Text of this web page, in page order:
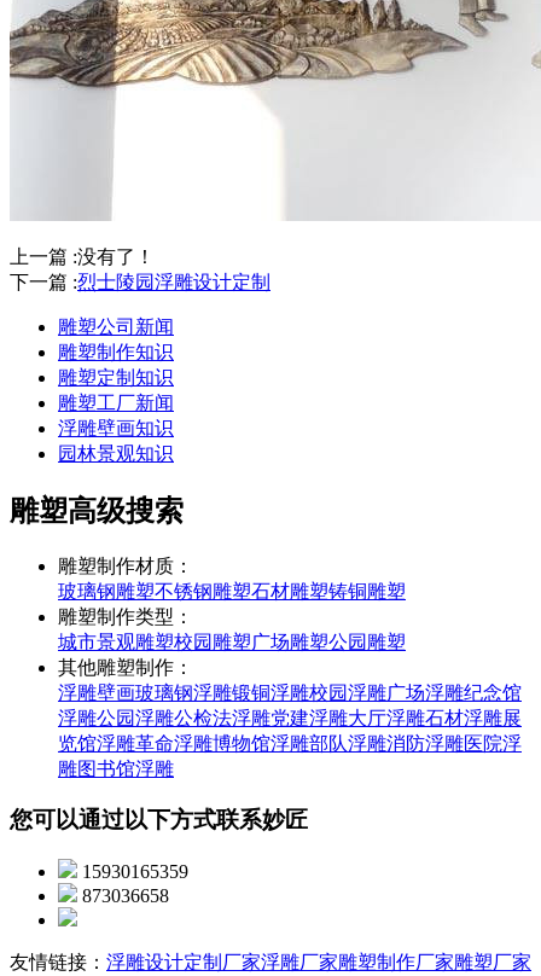
上一篇 :没有了！
下一篇 :烈士陵园浮雕设计定制
雕塑公司新闻
雕塑制作知识
雕塑定制知识
雕塑工厂新闻
浮雕壁画知识
园林景观知识
雕塑高级搜索
雕塑制作材质：
玻璃钢雕塑不锈钢雕塑石材雕塑铸铜雕塑
雕塑制作类型：
城市景观雕塑校园雕塑广场雕塑公园雕塑
其他雕塑制作：
浮雕壁画玻璃钢浮雕锻铜浮雕校园浮雕广场浮雕纪念馆
浮雕公园浮雕公检法浮雕党建浮雕大厅浮雕石材浮雕展
览馆浮雕革命浮雕博物馆浮雕部队浮雕消防浮雕医院浮
雕图书馆浮雕
您可以通过以下方式联系妙匠
15930165359
873036658
友情链接： 浮雕设计定制厂家浮雕厂家雕塑制作厂家雕塑厂家